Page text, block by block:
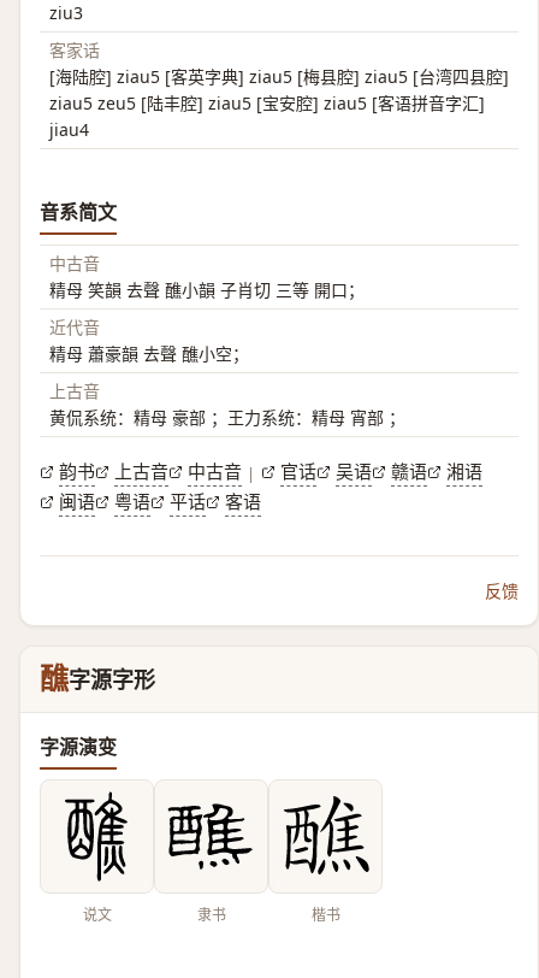
ziu3
客家话
[海陆腔] ziau5 [客英字典] ziau5 [梅县腔] ziau5 [台湾四县腔]
ziau5 zeu5 [陆丰腔] ziau5 [宝安腔] ziau5 [客语拼音字汇]
jiau4
音系简文
中古音
精母 笑韻 去聲 醮小韻 子肖切 三等 開口；
近代音
精母 蕭豪韻 去聲 醮小空；
上古音
黄侃系统：精母 豪部 ；王力系统：精母 宵部 ；
韵书 上古音 中古音 | 官话 吴语 赣语
湘语
闽语
粤语 平话 客语
反馈
醮字源字形
字源演变
说文 隶书 楷书